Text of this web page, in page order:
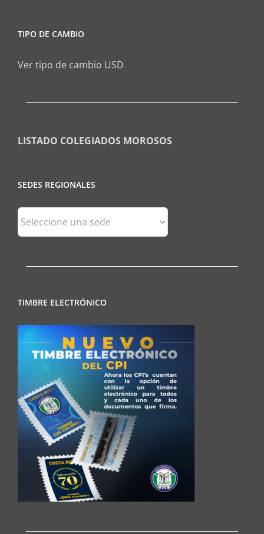
TIPO DE CAMBIO
Ver tipo de cambio USD
LISTADO COLEGIADOS MOROSOS
SEDES REGIONALES
Sedes
Regionales
TIMBRE ELECTRÓNICO